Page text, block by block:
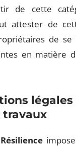
de cette
attester de
de se
en matière
légales
travaux